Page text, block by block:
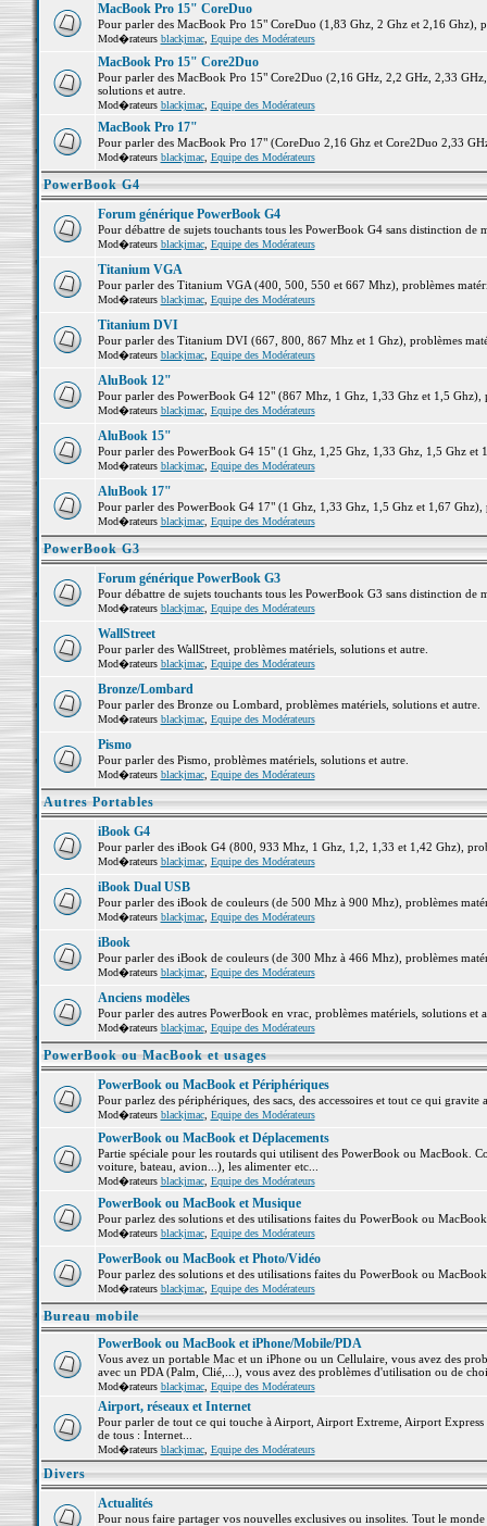
MacBook Pro 15" CoreDuo
Pour parler des MacBook Pro 15" CoreDuo (1,83 Ghz, 2 Ghz et 2,16 Ghz),
Mod�rateurs blackjmac, Equipe des Modérateurs
MacBook Pro 15" Core2Duo
Pour parler des MacBook Pro 15" Core2Duo (2,16 GHz, 2,2 GHz, 2,33
solutions et autre.
Mod�rateurs blackjmac, Equipe des Modérateurs
MacBook Pro 17"
Pour parler des MacBook Pro 17" (CoreDuo 2,16 Ghz et Core2Duo 2,33
Mod�rateurs blackjmac, Equipe des Modérateurs
PowerBook G4
Forum générique PowerBook G4
Pour débattre de sujets touchants tous les PowerBook G4 sans distinction de
Mod�rateurs blackjmac, Equipe des Modérateurs
Titanium VGA
Pour parler des Titanium VGA (400, 500, 550 et 667 Mhz), problèmes
Mod�rateurs blackjmac, Equipe des Modérateurs
Titanium DVI
Pour parler des Titanium DVI (667, 800, 867 Mhz et 1 Ghz), problèmes
Mod�rateurs blackjmac, Equipe des Modérateurs
AluBook 12"
Pour parler des PowerBook G4 12" (867 Mhz, 1 Ghz, 1,33 Ghz et 1,5 Ghz),
Mod�rateurs blackjmac, Equipe des Modérateurs
AluBook 15"
Pour parler des PowerBook G4 15" (1 Ghz, 1,25 Ghz, 1,33 Ghz, 1,5 Ghz et
Mod�rateurs blackjmac, Equipe des Modérateurs
AluBook 17"
Pour parler des PowerBook G4 17" (1 Ghz, 1,33 Ghz, 1,5 Ghz et 1,67 Ghz),
Mod�rateurs blackjmac, Equipe des Modérateurs
PowerBook G3
Forum générique PowerBook G3
Pour débattre de sujets touchants tous les PowerBook G3 sans distinction de
Mod�rateurs blackjmac, Equipe des Modérateurs
WallStreet
Pour parler des WallStreet, problèmes matériels, solutions et autre.
Mod�rateurs blackjmac, Equipe des Modérateurs
Bronze/Lombard
Pour parler des Bronze ou Lombard, problèmes matériels, solutions et autre.
Mod�rateurs blackjmac, Equipe des Modérateurs
Pismo
Pour parler des Pismo, problèmes matériels, solutions et autre.
Mod�rateurs blackjmac, Equipe des Modérateurs
Autres Portables
iBook G4
Pour parler des iBook G4 (800, 933 Mhz, 1 Ghz, 1,2, 1,33 et 1,42 Ghz),
Mod�rateurs blackjmac, Equipe des Modérateurs
iBook Dual USB
Pour parler des iBook de couleurs (de 500 Mhz à 900 Mhz), problèmes
Mod�rateurs blackjmac, Equipe des Modérateurs
iBook
Pour parler des iBook de couleurs (de 300 Mhz à 466 Mhz), problèmes
Mod�rateurs blackjmac, Equipe des Modérateurs
Anciens modèles
Pour parler des autres PowerBook en vrac, problèmes matériels, solutions et
Mod�rateurs blackjmac, Equipe des Modérateurs
PowerBook ou MacBook et usages
PowerBook ou MacBook et Périphériques
Pour parlez des périphériques, des sacs, des accessoires et tout ce qui
Mod�rateurs blackjmac, Equipe des Modérateurs
PowerBook ou MacBook et Déplacements
Partie spéciale pour les routards qui utilisent des PowerBook ou MacBook.
voiture, bateau, avion...), les alimenter etc...
Mod�rateurs blackjmac, Equipe des Modérateurs
PowerBook ou MacBook et Musique
Pour parlez des solutions et des utilisations faites du PowerBook ou
Mod�rateurs blackjmac, Equipe des Modérateurs
PowerBook ou MacBook et Photo/Vidéo
Pour parlez des solutions et des utilisations faites du PowerBook ou
Mod�rateurs blackjmac, Equipe des Modérateurs
Bureau mobile
PowerBook ou MacBook et iPhone/Mobile/PDA
Vous avez un portable Mac et un iPhone ou un Cellulaire, vous avez des
avec un PDA (Palm, Clié,...), vous avez des problèmes d'utilisation ou de
Mod�rateurs blackjmac, Equipe des Modérateurs
Airport, réseaux et Internet
Pour parler de tout ce qui touche à Airport, Airport Extreme, Airport
de tous : Internet...
Mod�rateurs blackjmac, Equipe des Modérateurs
Divers
Actualités
Pour nous faire partager vos nouvelles exclusives ou insolites. Tout le